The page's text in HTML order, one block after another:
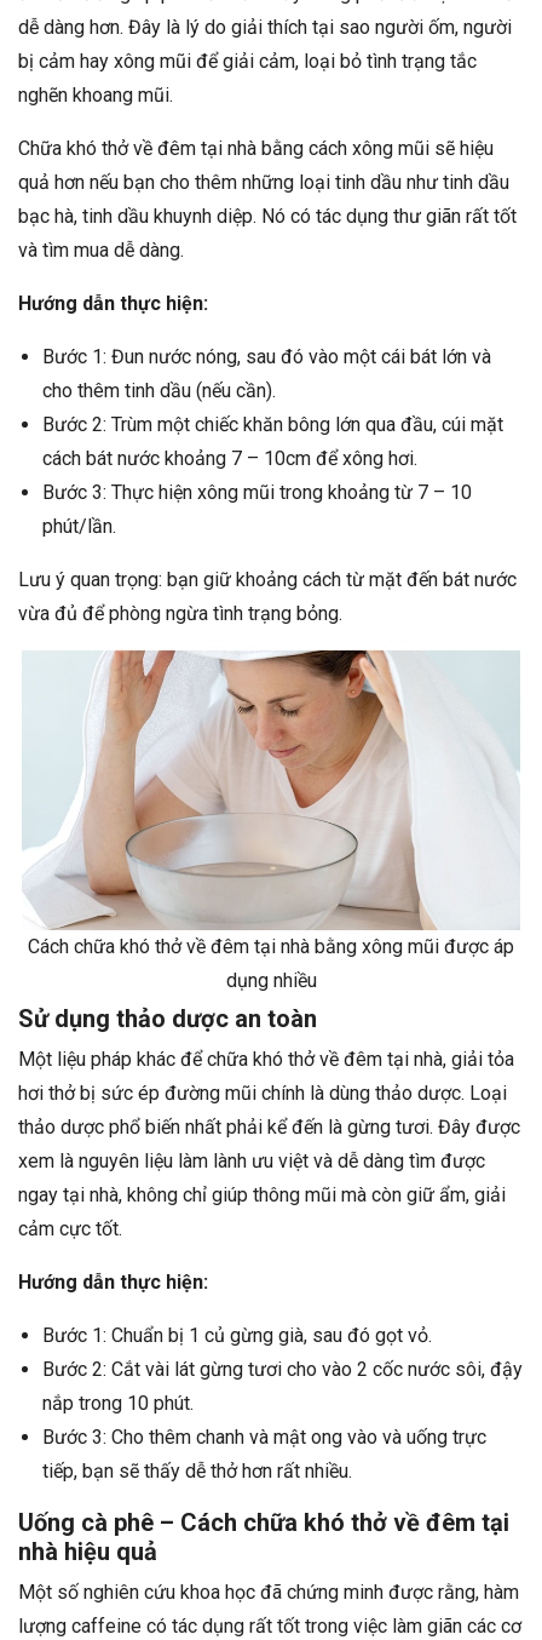
dễ dàng hơn. Đây là lý do giải thích tại sao người ốm, người
bị cảm hay xông mũi để giải cảm, loại bỏ tình trạng tắc
nghẽn khoang mũi.
Chữa khó thở về đêm tại nhà bằng cách xông mũi sẽ hiệu
quả hơn nếu bạn cho thêm những loại tinh dầu như tinh dầu
bạc hà, tinh dầu khuynh diệp. Nó có tác dụng thư giãn rất tốt
và tìm mua dễ dàng.
Hướng dẫn thực hiện:
Bước 1: Đun nước nóng, sau đó vào một cái bát lớn và
cho thêm tinh dầu (nếu cần).
Bước 2: Trùm một chiếc khăn bông lớn qua đầu, cúi mặt
cách bát nước khoảng 7 – 10cm để xông hơi.
Bước 3: Thực hiện xông mũi trong khoảng từ 7 – 10
phút/lần.
Lưu ý quan trọng: bạn giữ khoảng cách từ mặt đến bát nước
vừa đủ để phòng ngừa tình trạng bỏng.
Cách chữa khó thở về đêm tại nhà bằng xông mũi được áp
dụng nhiều
Sử dụng thảo dược an toàn
Một liệu pháp khác để chữa khó thở về đêm tại nhà, giải tỏa
hơi thở bị sức ép đường mũi chính là dùng thảo dược. Loại
thảo dược phổ biến nhất phải kể đến là gừng tươi. Đây được
xem là nguyên liệu làm lành ưu việt và dễ dàng tìm được
ngay tại nhà, không chỉ giúp thông mũi mà còn giữ ẩm, giải
cảm cực tốt.
Hướng dẫn thực hiện:
Bước 1: Chuẩn bị 1 củ gừng già, sau đó gọt vỏ.
Bước 2: Cắt vài lát gừng tươi cho vào 2 cốc nước sôi, đậy
nắp trong 10 phút.
Bước 3: Cho thêm chanh và mật ong vào và uống trực
tiếp, bạn sẽ thấy dễ thở hơn rất nhiều.
Uống cà phê – Cách chữa khó thở về đêm tại
nhà hiệu quả
Một số nghiên cứu khoa học đã chứng minh được rằng, hàm
lượng caffeine có tác dụng rất tốt trong việc làm giãn các cơ